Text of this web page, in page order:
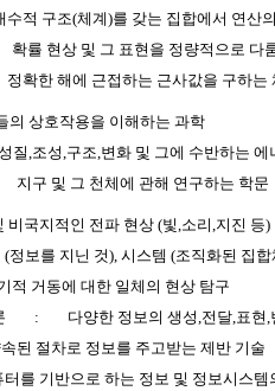
수적 구조(체계)를 갖는 집합에서 연산
확률 현상 및 그 표현을 정량적으로 다
정확한 해에 근접하는 근사값을 구하는
의 상호작용을 이해하는 과학
질,조성,구조,변화 및 그에 수반하는
지구 및 그 천체에 관해 연구하는 학문
비국지적인 전파 현상 (빛,소리,지진 등)
(정보를 지닌 것), 시스템 (조직화된 집합
적 거동에 대한 일체의 현상 탐구
:
다양한 정보의 생성,전달,표현
된 절차로 정보를 주고받는 제반 기술
터를 기반으로 하는 정보 및 정보시스템